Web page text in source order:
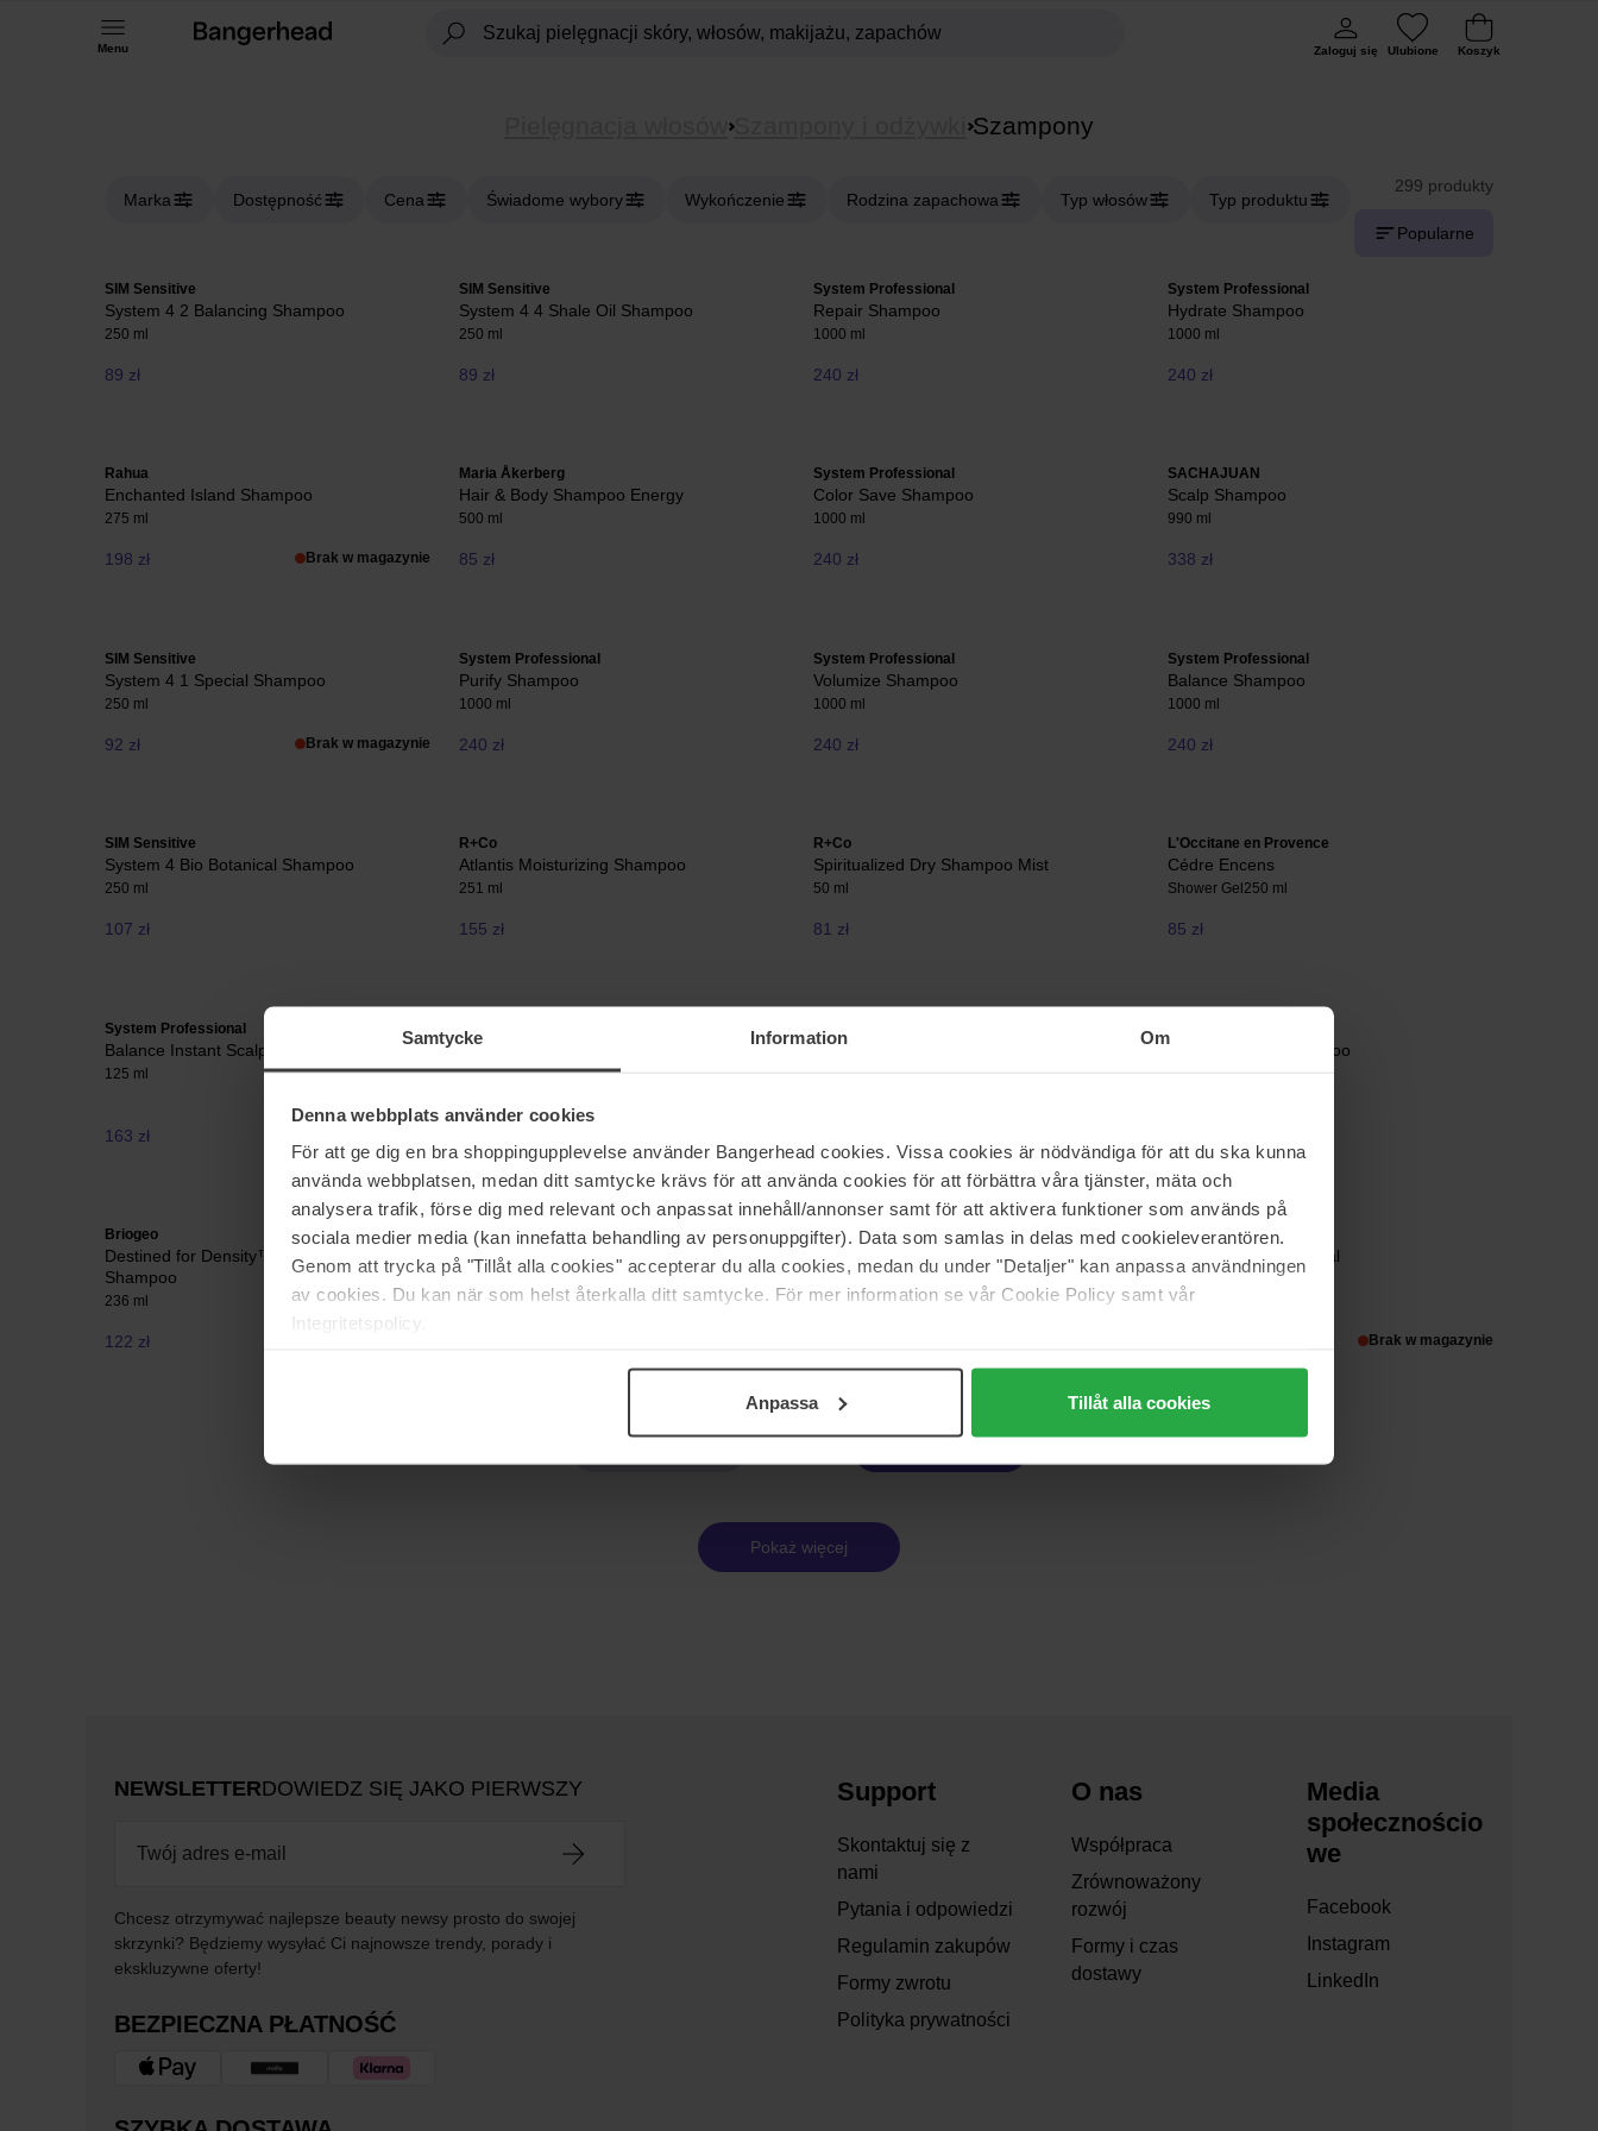
Samtycke Information Om
Denna webbplats använder cookies
För att ge dig en bra shoppingupplevelse använder Bangerhead cookies. Vissa cookies är nödvändiga för att du ska kunna
använda webbplatsen, medan ditt samtycke krävs för att använda cookies för att förbättra våra tjänster, mäta och
analysera trafik, förse dig med relevant och anpassat innehåll/annonser samt för att aktivera funktioner som används på
sociala medier media (kan innefatta behandling av personuppgifter). Data som samlas in delas med cookieleverantören.
Genom att trycka på "Tillåt alla cookies" accepterar du alla cookies, medan du under "Detaljer" kan anpassa användningen
av cookies. Du kan när som helst återkalla ditt samtycke. För mer information se vår Cookie Policy samt vår
Integritetspolicy.
Anpassa Tillåt alla cookies
Menu Zaloguj się Ulubione Koszyk
Szampony i odżywki Szampony
Marka Dostępność Cena Świadome wybory Wykończenie Rodzina zapachowa Typ włosów Typ produktu
299 produkty
Popularne
SIM Sensitive
System 4 2 Balancing Shampoo
250 ml
89 zł
SIM Sensitive
System 4 4 Shale Oil Shampoo
250 ml
89 zł
System Professional
Repair Shampoo
1000 ml
240 zł
System Professional
Hydrate Shampoo
1000 ml
240 zł
Rahua
Enchanted Island Shampoo
275 ml
198 zł Brak w magazynie
Maria Åkerberg
Hair & Body Shampoo Energy
500 ml
85 zł
System Professional
Color Save Shampoo
1000 ml
240 zł
SACHAJUAN
Scalp Shampoo
990 ml
338 zł
SIM Sensitive
System 4 1 Special Shampoo
250 ml
92 zł Brak w magazynie
System Professional
Purify Shampoo
1000 ml
240 zł
System Professional
Volumize Shampoo
1000 ml
240 zł
System Professional
Balance Shampoo
1000 ml
240 zł
SIM Sensitive
System 4 Bio Botanical Shampoo
250 ml
107 zł
R+Co
Atlantis Moisturizing Shampoo
251 ml
155 zł
R+Co
Spiritualized Dry Shampoo Mist
50 ml
81 zł
L'Occitane en Provence
Cédre Encens
Shower Gel 250 ml
85 zł
System Professional
Balance Instant Scalp Restore
125 ml
163 zł
Briogeo
Don't Despair, Repair!™ Super Moisture
Shampoo
SIM Sensitive
System 4 3 Mild Shampoo Color Security Shampoo
Briogeo
Destined for Density™ Peptide Density
Shampoo
236 ml
122 zł
System Professional
Man Energy Shampoo
Sebastian Professional
Penetraitt Rescue Repair Shampoo
1000 ml
SIM Sensitive
System 4 Bio Botanical
Brak w magazynie
Pokaż więcej
NEWSLETTERDOWIEDZ SIĘ JAKO PIERWSZY
Chcesz otrzymywać najlepsze beauty newsy prosto do swojej
skrzynki? Będziemy wysyłać Ci najnowsze trendy, porady i
ekskluzywne oferty!
BEZPIECZNA PŁATNOŚĆ
Support
Skontaktuj się z
nami
Pytania i odpowiedzi
Regulamin zakupów
Formy zwrotu
Polityka prywatności
O nas
Współpraca
Zrównoważony
rozwój
Formy i czas
dostawy
Media
społecznościo
we
Facebook
Instagram
LinkedIn